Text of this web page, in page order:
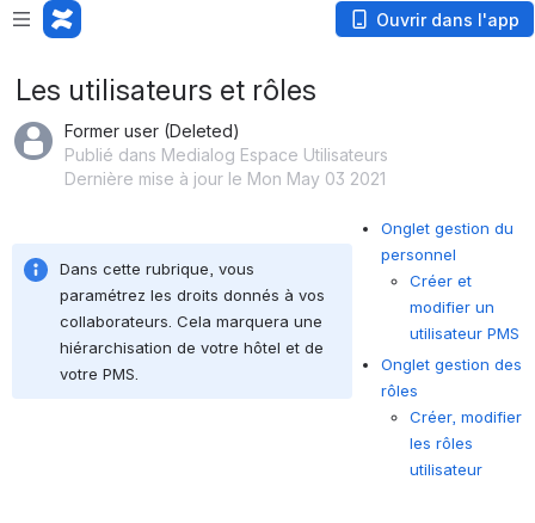
Loading app... Ouvrir dans l'app
Les utilisateurs et rôles
Former user (Deleted)
Publié dans Medialog Espace Utilisateurs
Dernière mise à jour le Mon May 03 2021
Dans cette rubrique, vous
paramétrez les droits donnés à vos
collaborateurs. Cela marquera une
hiérarchisation de votre hôtel et de
votre PMS.
Onglet gestion du
personnel
Créer et
modifier un
utilisateur PMS
Onglet gestion des
rôles
Créer, modifier
les rôles
utilisateur